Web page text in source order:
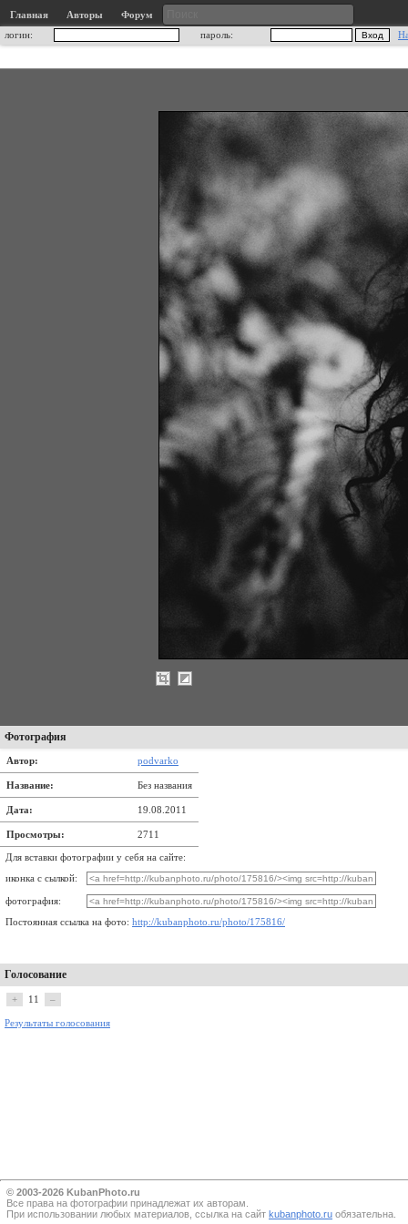
Главная Авторы
Форум
логин:
пароль:
Фотография
Автор: podvarko
Название: Без названия
Дата: 19.08.2011
Просмотры: 2711
Для вставки фотографии у себя на сайте:
иконка с сылкой:
фотография:
Постоянная ссылка на фото: http://kubanphoto.ru/photo/175816/
Голосование
+ 11 –
Результаты голосования
© 2003-2026 KubanPhoto.ru
Все прaва на фотографии принадлежат их авторам.
При использовании любых материалов, ссылка на сайт kubanphoto.ru обязательна.